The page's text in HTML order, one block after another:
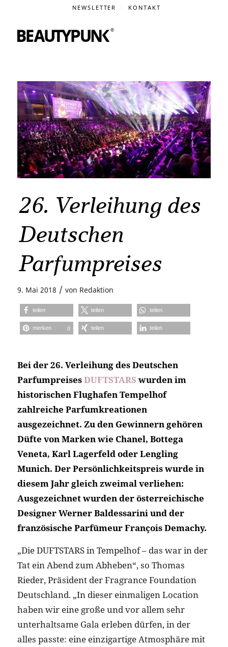
NEWSLETTER KONTAKT
26. Verleihung des
Deutschen
Parfumpreises
9. Mai 2018 / von Redaktion
teilen teilen teilen
merken 0 teilen teilen
Bei der 26. Verleihung des Deutschen
ParfumpreisesDUFTSTARS wurden im
historischen Flughafen Tempelhof
zahlreiche Parfumkreationen
ausgezeichnet. Zu den Gewinnern gehören
Düfte von Marken wie Chanel, Bottega
Veneta, Karl Lagerfeld oder Lengling
Munich. Der Persönlichkeitspreis wurde in
diesem Jahr gleich zweimal verliehen:
Ausgezeichnet wurden der österreichische
Designer Werner Baldessarini und der
französische Parfümeur François Demachy.
„Die DUFTSTARS in Tempelhof – das war in der
Tat ein Abend zum Abheben“, so Thomas
Rieder, Präsident der Fragrance Foundation
Deutschland. „In dieser einmaligen Location
haben wir eine große und vor allem sehr
unterhaltsame Gala erleben dürfen, in der
alles passte: eine einzigartige Atmosphäre mit